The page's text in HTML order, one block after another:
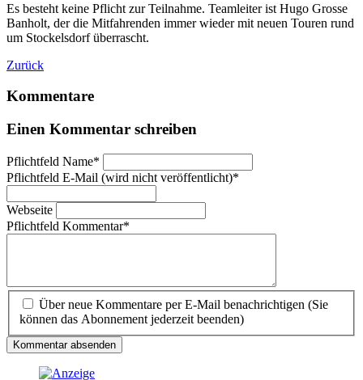
Es besteht keine Pflicht zur Teilnahme. Teamleiter ist Hugo Grosse
Banholt, der die Mitfahrenden immer wieder mit neuen Touren rund
um Stockelsdorf überrascht.
Zurück
Kommentare
Einen Kommentar schreiben
Pflichtfeld Name*
Pflichtfeld E-Mail (wird nicht veröffentlicht)*
Webseite
Pflichtfeld Kommentar*
Über neue Kommentare per E-Mail benachrichtigen (Sie
können das Abonnement jederzeit beenden)
Kommentar absenden